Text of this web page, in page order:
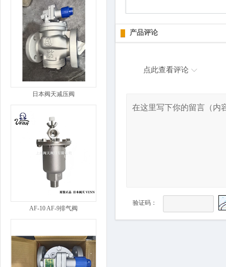
日本阀天减压阀
AF-10 AF-9排气阀
产品评论
点此查看评论
验证码：